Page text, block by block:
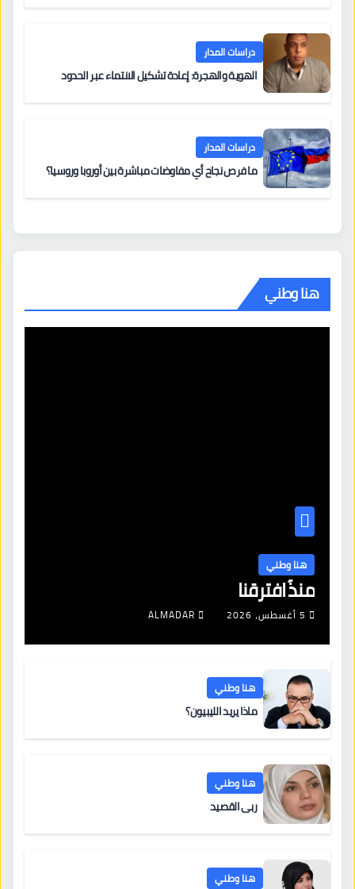
دراسات المدار
الهوية والهجرة: إعادة تشكيل الانتماء عبر الحدود
دراسات المدار
ما فرص نجاح أي مفاوضات مباشرة بين أوروبا وروسيا؟
هنا وطني
هنا وطني
منذُ افترقنا
5 أغسطس، 2026 ALMADAR
هنا وطني
ماذا يريد الليبيون؟
هنا وطني
ربى القصيد
هنا وطني